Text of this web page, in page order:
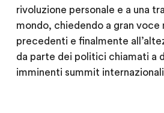
rivoluzione personale e a una
mondo, chiedendo a gran voce
precedenti e finalmente
da parte dei politici chiamati a
imminenti summit